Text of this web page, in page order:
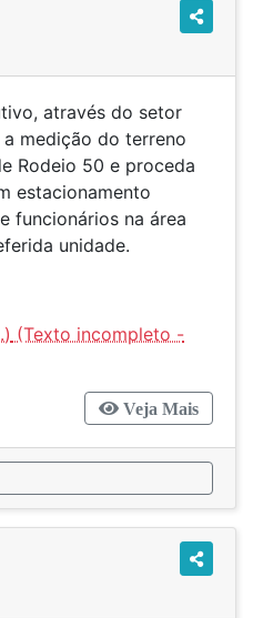
através do setor
medição do terreno
Rodeio 50 e proceda
estacionamento
funcionários na área
unidade.
Veja Mais